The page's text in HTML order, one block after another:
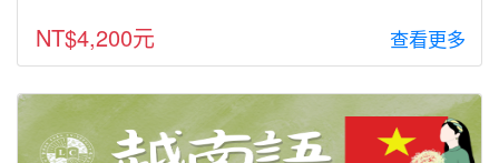
NT$4,200元 查看更多